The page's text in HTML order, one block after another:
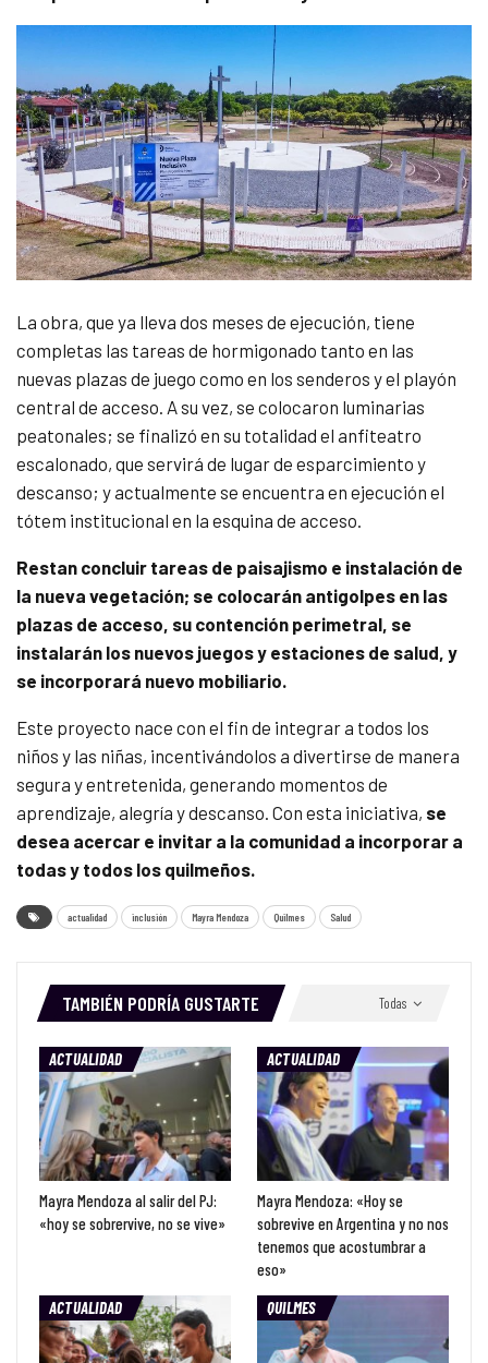
La obra, que ya lleva dos meses de ejecución, tiene
completas las tareas de hormigonado tanto en las
nuevas plazas de juego como en los senderos y el playón
central de acceso. A su vez, se colocaron luminarias
peatonales; se finalizó en su totalidad el anfiteatro
escalonado, que servirá de lugar de esparcimiento y
descanso; y actualmente se encuentra en ejecución el
tótem institucional en la esquina de acceso.
Restan concluir tareas de paisajismo e instalación de
la nueva vegetación; se colocarán antigolpes en las
plazas de acceso, su contención perimetral, se
instalarán los nuevos juegos y estaciones de salud, y
se incorporará nuevo mobiliario.
Este proyecto nace con el fin de integrar a todos los
niños y las niñas, incentivándolos a divertirse de manera
segura y entretenida, generando momentos de
aprendizaje, alegría y descanso. Con esta iniciativa, se
desea acercar e invitar a la comunidad a incorporar a
todas y todos los quilmeños.
actualidad inclusión Mayra Mendoza Quilmes Salud
Todas
TAMBIÉN PODRÍA GUSTARTE
ACTUALIDAD
Mayra Mendoza al salir del PJ:
«hoy se sobrervive, no se vive»
ACTUALIDAD
Mayra Mendoza: «Hoy se
sobrevive en Argentina y no nos
tenemos que acostumbrar a
eso»
ACTUALIDAD
QUILMES